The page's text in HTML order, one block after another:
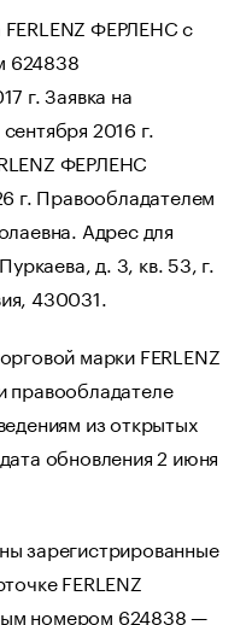
ФЕРЛЕНС с
624838
г. Заявка на
2016 г.
ФЕРЛЕНС
г. Правообладателем
Адрес для
д. 3, кв. 53, г.
430031.
марки FERLENZ
правообладателе
из открытых
обновления 2 июня
зарегистрированные
FERLENZ
номером 624838 —